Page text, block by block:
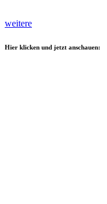
weitere
Hier klicken und jetzt anschauen: